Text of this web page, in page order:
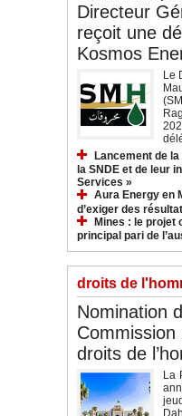
Directeur
reçoit une
Kosmos
Le
Lancement de
la SNDE et de leur
Services »
Aura Energy en
d’exiger des
Mines : le projet
principal pari de
droits de
Nomination
Commission
droits de
La